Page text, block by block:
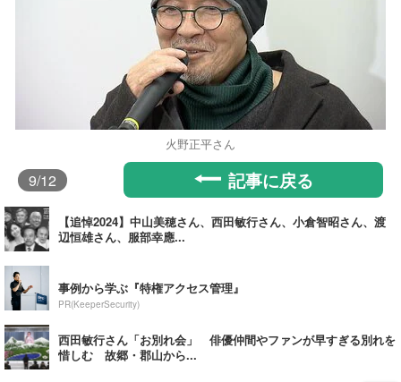
火野正平さん
9/12 記事に戻る
【追悼2024】中山美穂さん、西田敏行さん、小倉智昭さん、渡
辺恒雄さん、服部幸應...
事例から学ぶ『特権アクセス管理』
PR(KeeperSecurity)
西田敏行さん「お別れ会」 俳優仲間やファンが早すぎる別れを
惜しむ 故郷・郡山から...